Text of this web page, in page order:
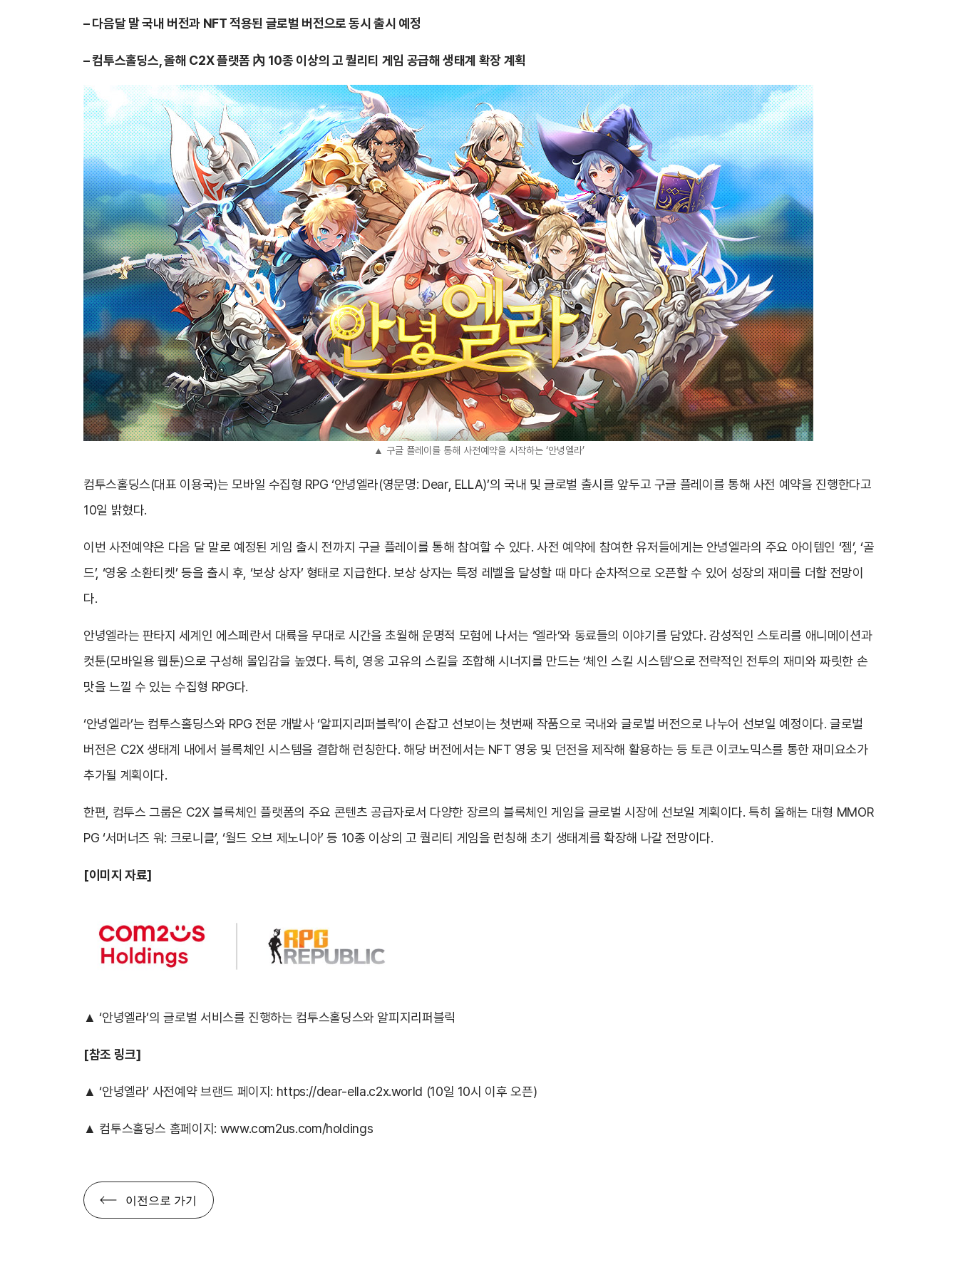
– 다음달 말 국내 버전과 NFT 적용된 글로벌 버전으로 동시 출시 예정
– 컴투스홀딩스, 올해 C2X 플랫폼 內 10종 이상의 고 퀄리티 게임 공급해 생태계 확장 계획
▲ 구글 플레이를 통해 사전예약을 시작하는 ‘안녕엘라’
컴투스홀딩스(대표 이용국)는 모바일 수집형 RPG ‘안녕엘라(영문명: Dear, ELLA)’의 국내 및 글로벌 출시를 앞두고 구글 플레이를 통해 사전 예약을 진행한다고
10일 밝혔다.
이번 사전예약은 다음 달 말로 예정된 게임 출시 전까지 구글 플레이를 통해 참여할 수 있다. 사전 예약에 참여한 유저들에게는 안녕엘라의 주요 아이템인 ‘젬’, ‘골
드’, ‘영웅 소환티켓’ 등을 출시 후, ‘보상 상자’ 형태로 지급한다. 보상 상자는 특정 레벨을 달성할 때 마다 순차적으로 오픈할 수 있어 성장의 재미를 더할 전망이
다.
안녕엘라는 판타지 세계인 에스페란서 대륙을 무대로 시간을 초월해 운명적 모험에 나서는 ‘엘라’와 동료들의 이야기를 담았다. 감성적인 스토리를 애니메이션과
컷툰(모바일용 웹툰)으로 구성해 몰입감을 높였다. 특히, 영웅 고유의 스킬을 조합해 시너지를 만드는 ‘체인 스킬 시스템’으로 전략적인 전투의 재미와 짜릿한 손
맛을 느낄 수 있는 수집형 RPG다.
‘안녕엘라’는 컴투스홀딩스와 RPG 전문 개발사 ‘알피지리퍼블릭’이 손잡고 선보이는 첫번째 작품으로 국내와 글로벌 버전으로 나누어 선보일 예정이다. 글로벌
버전은 C2X 생태계 내에서 블록체인 시스템을 결합해 런칭한다. 해당 버전에서는 NFT 영웅 및 던전을 제작해 활용하는 등 토큰 이코노믹스를 통한 재미요소가
추가될 계획이다.
한편, 컴투스 그룹은 C2X 블록체인 플랫폼의 주요 콘텐츠 공급자로서 다양한 장르의 블록체인 게임을 글로벌 시장에 선보일 계획이다. 특히 올해는 대형 MMOR
PG ‘서머너즈 워: 크로니클’, ‘월드 오브 제노니아’ 등 10종 이상의 고 퀄리티 게임을 런칭해 초기 생태계를 확장해 나갈 전망이다.
[이미지 자료]
▲ ‘안녕엘라’의 글로벌 서비스를 진행하는 컴투스홀딩스와 알피지리퍼블릭
[참조 링크]
▲ ‘안녕엘라’ 사전예약 브랜드 페이지: https://dear-ella.c2x.world (10일 10시 이후 오픈)
▲ 컴투스홀딩스 홈페이지: www.com2us.com/holdings
이전으로 가기